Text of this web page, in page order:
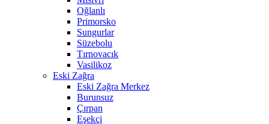
Oğlanlı
Primorsko
Sungurlar
Süzebolu
Tırnovacık
Vasilikoz
Eski Zağra
Eski Zağra Merkez
Burunsuz
Çırpan
Eşekçi